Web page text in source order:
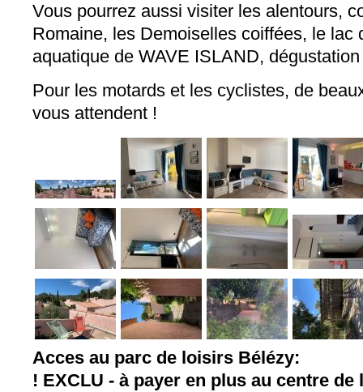
Vous pourrez aussi visiter les alentours,
Romaine, les Demoiselles coiffées, le lac
aquatique de WAVE ISLAND,
Pour les motards et les cyclistes, de
vous attendent !
Acces au parc de loisirs Bélézy:
! EXCLU - à payer en plus au centre